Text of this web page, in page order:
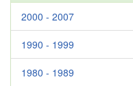
2000 - 2007
1990 - 1999
1980 - 1989